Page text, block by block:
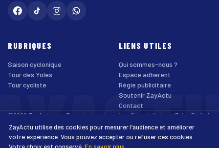
RUBRIQUES
Saison cyclonique
Tour des Yoles
Tour cycliste
LIENS UTILES
Qui sommes-nous ?
Espace adhérent
Régie publicitaire
Soutenir ZayActu
Contact
©2026 ZayActu.org. Tous droits réservés. · Site réalisé par Enjoy Digital
Agency
Mentions légales
Confidentialité Cookies Accessibilité
ZayActu utilise des cookies pour mesurer l’audience et améliorer
votre expérience. Vous pouvez accepter ou refuser ces cookies.
Votre choix est conservé. En savoir plus